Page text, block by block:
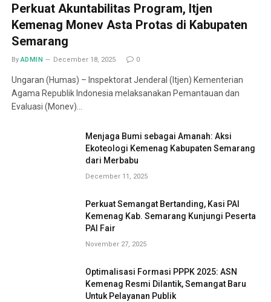
Perkuat Akuntabilitas Program, Itjen
Kemenag Monev Asta Protas di Kabupaten
Semarang
By ADMIN December 18, 2025 0
Ungaran (Humas) – Inspektorat Jenderal (Itjen) Kementerian
Agama Republik Indonesia melaksanakan Pemantauan dan
Evaluasi (Monev)…
Menjaga Bumi sebagai Amanah: Aksi
Ekoteologi Kemenag Kabupaten Semarang
dari Merbabu
December 11, 2025
Perkuat Semangat Bertanding, Kasi PAI
Kemenag Kab. Semarang Kunjungi Peserta
PAI Fair
November 27, 2025
Optimalisasi Formasi PPPK 2025: ASN
Kemenag Resmi Dilantik, Semangat Baru
Untuk Pelayanan Publik